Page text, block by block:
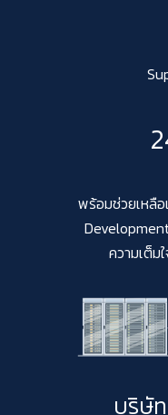
พร้อมช่วยเหลือ
ความเต็ม
บริษั